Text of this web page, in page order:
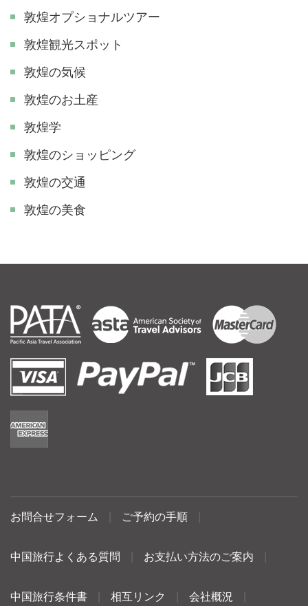
敦煌オプショナルツアー
敦煌観光スポット
敦煌の気候
敦煌のお土産
敦煌学
敦煌のショッピング
敦煌の交通
敦煌の美食
お問合せフォーム ご予約の手順
中国旅行よくある質問 お支払い方法のご案内
中国旅行条件書 相互リンク 会社概況